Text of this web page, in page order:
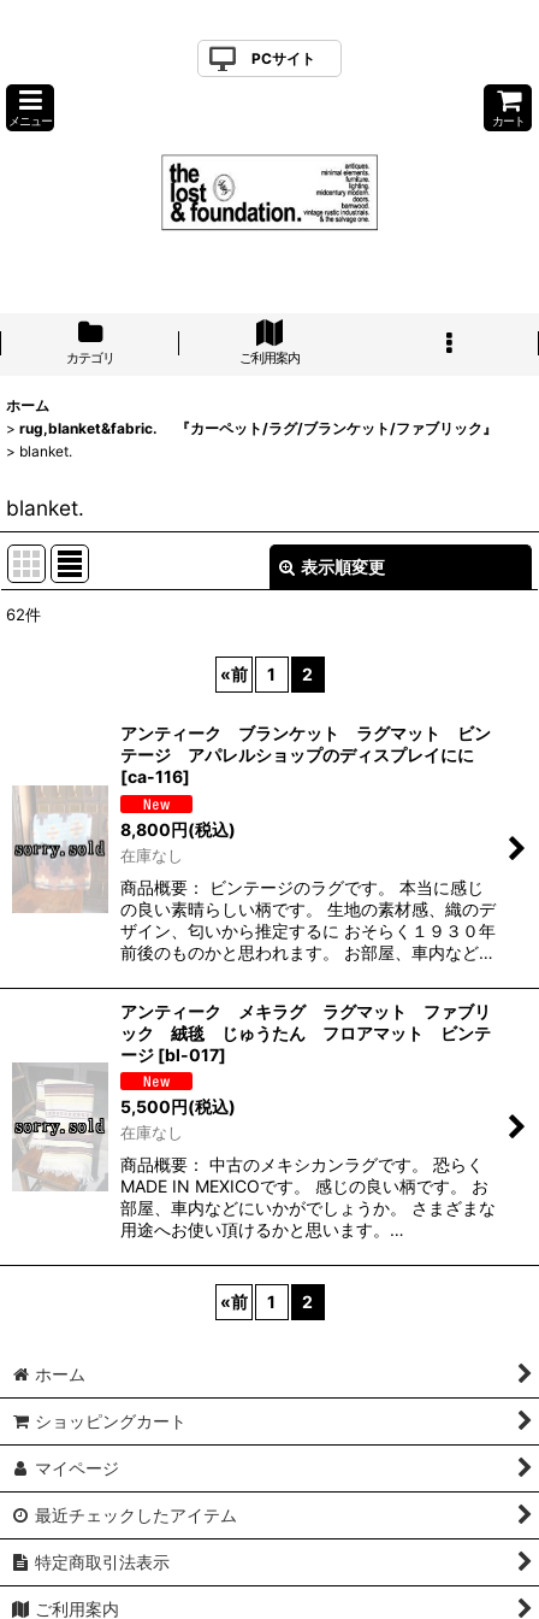
PCサイト
メニュー カート
カテゴリ ご利用案内
ホーム
> rug,blanket&fabric. 『カーペット/ラグ/ブランケット/ファブリック』
> blanket.
blanket.
表示順変更
絞り込む
62件
«前 1 2
アンティーク ブランケット ラグマット ビン
テージ アパレルショップのディスプレイにに
[ca-116]
8,800円(税込)
在庫なし
商品概要： ビンテージのラグです。 本当に感じ
の良い素晴らしい柄です。 生地の素材感、織のデ
ザイン、匂いから推定するに おそらく１９３０年
前後のものかと思われます。 お部屋、車内など…
アンティーク メキラグ ラグマット ファブリ
ック 絨毯 じゅうたん フロアマット ビンテ
ージ [bl-017]
5,500円(税込)
在庫なし
商品概要： 中古のメキシカンラグです。 恐らく
MADE IN MEXICOです。 感じの良い柄です。 お
部屋、車内などにいかがでしょうか。 さまざまな
用途へお使い頂けるかと思います。…
«前 1 2
ホーム
ショッピングカート
マイページ
最近チェックしたアイテム
特定商取引法表示
ご利用案内